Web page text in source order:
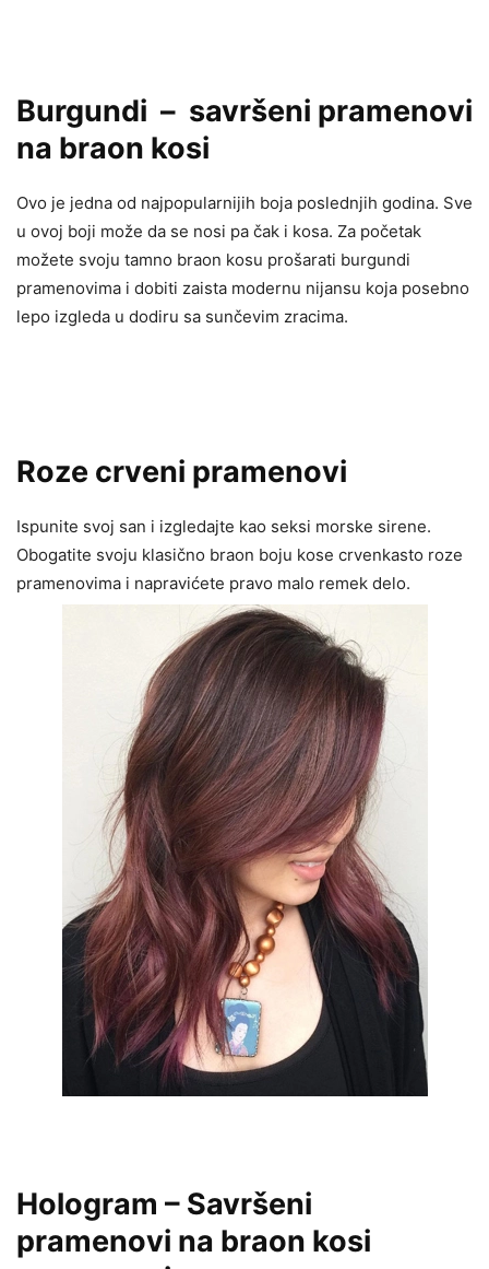
Burgundi – savršeni pramenovi
na braon kosi
Ovo je jedna od najpopularnijih boja poslednjih godina. Sve
u ovoj boji može da se nosi pa čak i kosa. Za početak
možete svoju tamno braon kosu prošarati burgundi
pramenovima i dobiti zaista modernu nijansu koja posebno
lepo izgleda u dodiru sa sunčevim zracima.
Roze crveni pramenovi
Ispunite svoj san i izgledajte kao seksi morske sirene.
Obogatite svoju klasično braon boju kose crvenkasto roze
pramenovima i napravićete pravo malo remek delo.
Hologram – Savršeni
pramenovi na braon kosi